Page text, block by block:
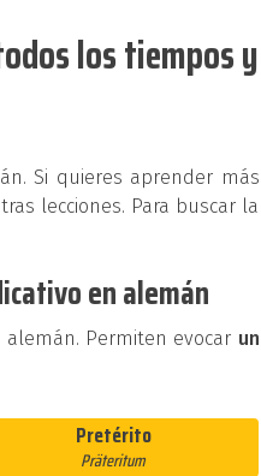
los tiempos y
Si quieres aprender más
lecciones. Para buscar la
en alemán
alemán. Permiten evocar un
Pretérito
Präteritum